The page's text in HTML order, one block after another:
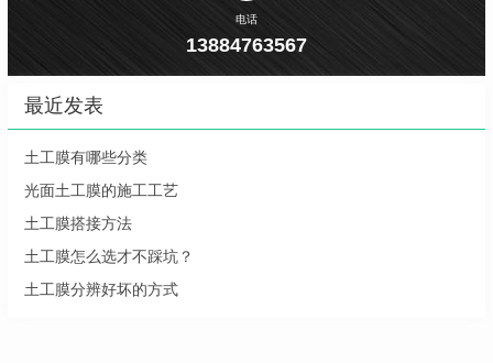
电话
13884763567
最近发表
土工膜有哪些分类
光面土工膜的施工工艺
土工膜搭接方法
土工膜怎么选才不踩坑？
土工膜分辨好坏的方式